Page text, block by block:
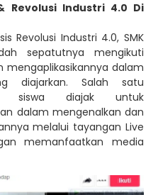
Revolusi Industri 4.0 Di
Revolusi Industri 4.0, SMK
sepatutnya mengikuti
dalam
diajarkan. Salah satu
siswa diajak untuk
dalam mengenalkan dan
melalui tayangan Live
memanfaatkan media